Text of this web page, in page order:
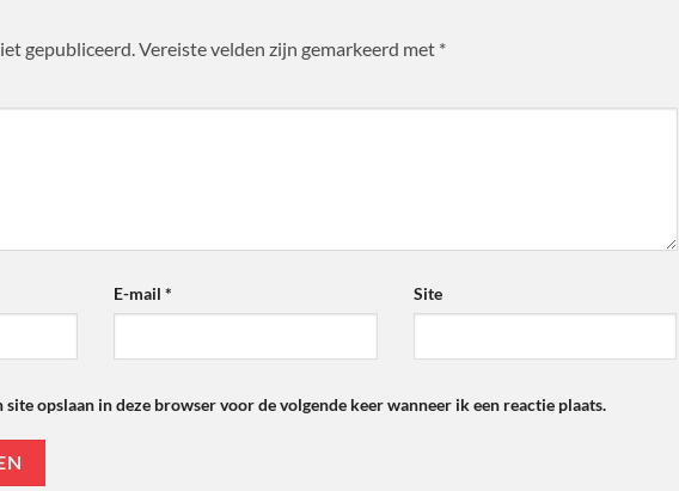
gepubliceerd.Vereiste velden zijn gemarkeerd met *
E-mail * Site
site opslaan in deze browser voor de volgende keer wanneer ik een reactie plaats.